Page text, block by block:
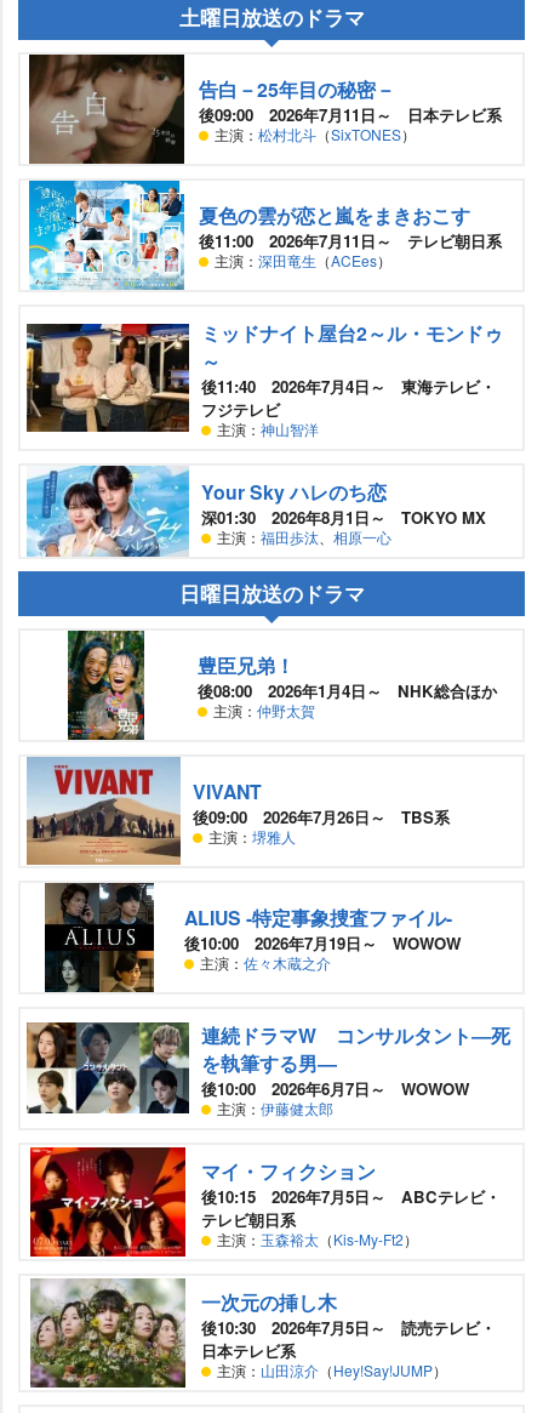
土曜日放送のドラマ
告白－25年目の秘密－
後09:00 2026年7月11日～ 日本テレビ系
主演： 松村北斗 （SixTONES）
夏色の雲が恋と嵐をまきおこす
後11:00 2026年7月11日～ テレビ朝日系
主演： 深田竜生 （ACEes）
ミッドナイト屋台2～ル・モンドゥ
～
後11:40 2026年7月4日～ 東海テレビ・
フジテレビ
主演： 神山智洋
Your Sky ハレのち恋
深01:30 2026年8月1日～ TOKYO MX
主演： 福田歩汰 相原一心
日曜日放送のドラマ
豊臣兄弟！
後08:00 2026年1月4日～ NHK総合ほか
主演： 仲野太賀
VIVANT
後09:00 2026年7月26日～ TBS系
主演： 堺雅人
ALIUS -特定事象捜査ファイル-
後10:00 2026年7月19日～ WOWOW
主演： 佐々木蔵之介
連続ドラマW コンサルタント―死
を執筆する男―
後10:00 2026年6月7日～ WOWOW
主演： 伊藤健太郎
マイ・フィクション
後10:15 2026年7月5日～ ABCテレビ・
テレビ朝日系
主演： 玉森裕太 （Kis-My-Ft2）
一次元の挿し木
後10:30 2026年7月5日～ 読売テレビ・
日本テレビ系
主演： 山田涼介 （Hey!Say!JUMP）